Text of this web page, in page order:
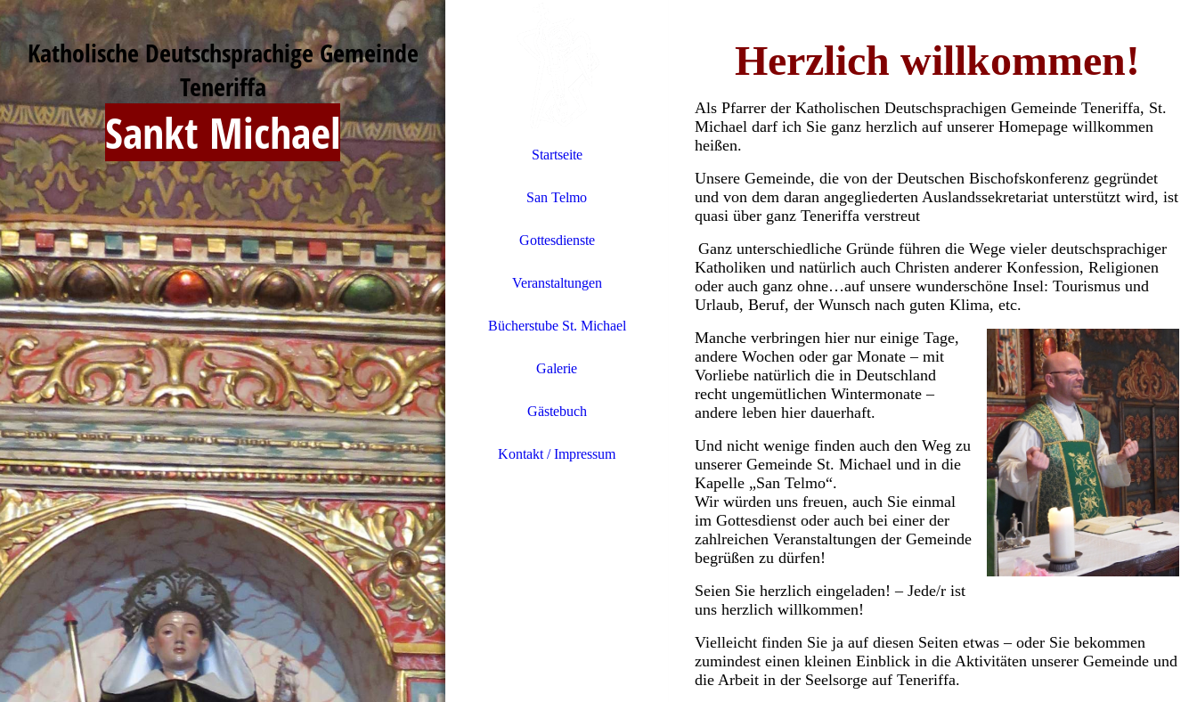
Katholische Deutschsprachige Gemeinde
Teneriffa
Sankt Michael Startseite
San Telmo
Gottesdienste
Veranstaltungen
Bücherstube St. Michael
Galerie
Gästebuch
Kontakt / Impressum
Herzlich willkommen!
Als Pfarrer der Katholischen Deutschsprachigen Gemeinde Teneriffa, St.
Michael darf ich Sie ganz herzlich auf unserer Homepage willkommen
heißen.
Unsere Gemeinde, die von der Deutschen Bischofskonferenz gegründet
und von dem daran angegliederten Auslandssekretariat unterstützt wird, ist
quasi über ganz Teneriffa verstreut
Ganz unterschiedliche Gründe führen die Wege vieler deutschsprachiger
Katholiken und natürlich auch Christen anderer Konfession, Religionen
oder auch ganz ohne…auf unsere wunderschöne Insel: Tourismus und
Urlaub, Beruf, der Wunsch nach guten Klima, etc.
Manche verbringen hier nur einige Tage,
andere Wochen oder gar Monate – mit
Vorliebe natürlich die in Deutschland
recht ungemütlichen Wintermonate –
andere leben hier dauerhaft.
Und nicht wenige finden auch den Weg zu
unserer Gemeinde St. Michael und in die
Kapelle „San Telmo“.
Wir würden uns freuen, auch Sie einmal
im Gottesdienst oder auch bei einer der
zahlreichen Veranstaltungen der Gemeinde
begrüßen zu dürfen!
Seien Sie herzlich eingeladen! – Jede/r ist
uns herzlich willkommen!
Vielleicht finden Sie ja auf diesen Seiten etwas – oder Sie bekommen
zumindest einen kleinen Einblick in die Aktivitäten unserer Gemeinde und
die Arbeit in der Seelsorge auf Teneriffa.